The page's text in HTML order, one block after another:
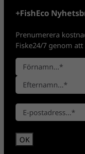
+FishEco
Prenumerera
Fiske24/7 genom
N
a
n
*
F
ö
r
a
m
n
t
e
E
-